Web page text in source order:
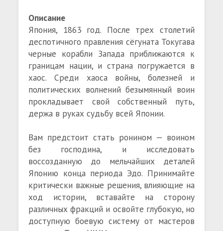
Описание
Япония, 1863 год. После трех столетий
деспотичного правления сёгуната Токугава
черные корабли Запада приближаются к
границам нации, и страна погружается в
хаос. Среди хаоса войны, болезней и
политических волнений безымянный воин
прокладывает свой собственный путь,
держа в руках судьбу всей Японии.
Вам предстоит стать ронином — воином
без господина, и исследовать
воссозданную до мельчайших деталей
Японию конца периода Эдо. Принимайте
критически важные решения, влияющие на
ход истории, вставайте на сторону
различных фракций и освойте глубокую, но
доступную боевую систему от мастеров